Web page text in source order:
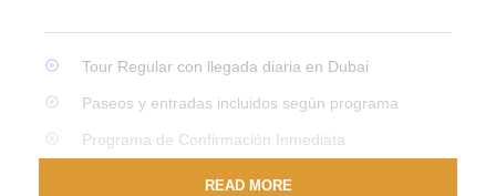
Tour Regular con llegada diaria en Dubai
Paseos y entradas incluidos según programa
Programa de Confirmación Inmediata
Grupo reducido de máximo 8 personas
READ MORE